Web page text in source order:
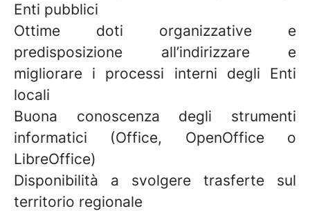
Enti pubblici
Ottime doti organizzative e
predisposizione all’indirizzare e
migliorare i processi interni degli Enti
locali
Buona conoscenza degli strumenti
informatici (Office, OpenOffice o
LibreOffice)
Disponibilità a svolgere trasferte sul
territorio regionale